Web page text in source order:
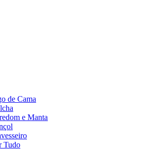
de Cama
e Manta
Tudo